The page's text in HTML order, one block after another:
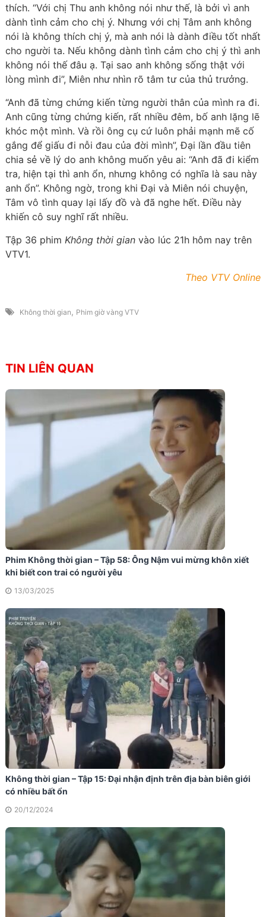
thích. “Với chị Thu anh không nói như thế, là bởi vì anh
dành tình cảm cho chị ý. Nhưng với chị Tâm anh không
nói là không thích chị ý, mà anh nói là dành điều tốt nhất
cho người ta. Nếu không dành tình cảm cho chị ý thì anh
không nói thế đâu ạ. Tại sao anh không sống thật với
lòng mình đi”, Miên như nhìn rõ tâm tư của thủ trưởng.
“Anh đã từng chứng kiến từng người thân của mình ra đi.
Anh cũng từng chứng kiến, rất nhiều đêm, bố anh lặng lẽ
khóc một mình. Và rồi ông cụ cứ luôn phải mạnh mẽ cố
gắng để giấu đi nỗi đau của đời mình”, Đại lần đầu tiên
chia sẻ về lý do anh không muốn yêu ai: “Anh đã đi kiểm
tra, hiện tại thì anh ổn, nhưng không có nghĩa là sau này
anh ổn”. Không ngờ, trong khi Đại và Miên nói chuyện,
Tâm vô tình quay lại lấy đồ và đã nghe hết. Điều này
khiến cô suy nghĩ rất nhiều.
Tập 36 phim Không thời gianvào lúc 21h hôm nay trên
VTV1.
Theo VTV Online
Không thời gian , Phim giờ vàng VTV
TIN LIÊN QUAN
Phim Không thời gian – Tập 58: Ông Nậm vui mừng khôn xiết
khi biết con trai có người yêu
13/03/2025
Không thời gian – Tập 15: Đại nhận định trên địa bàn biên giới
có nhiều bất ổn
20/12/2024